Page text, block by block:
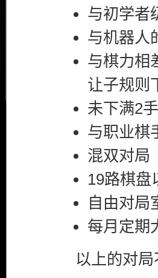
与初学者
与机器人
与棋力相
让子规则
未下满2
与职业棋
混双对局
19路棋盘
自由对局
每月定期
以上的对